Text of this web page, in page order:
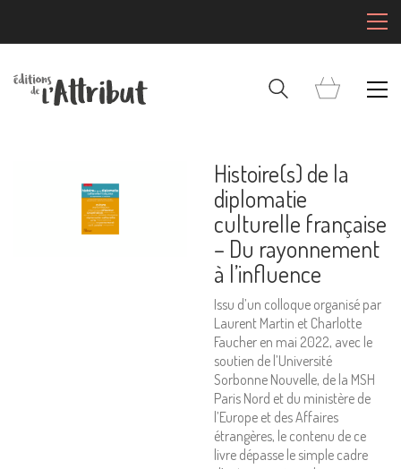
Histoire(s) de la
diplomatie
culturelle française
– Du rayonnement
à l’influence
Issu d’un colloque organisé par
Laurent Martin et Charlotte
Faucher en mai 2022, avec le
soutien de l’Université
Sorbonne Nouvelle, de la MSH
Paris Nord et du ministère de
l’Europe et des Affaires
étrangères, le contenu de ce
livre dépasse le simple cadre